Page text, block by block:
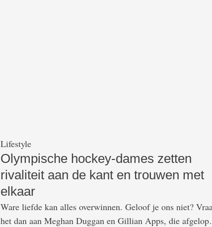
Lifestyle
Olympische hockey-dames zetten
rivaliteit aan de kant en trouwen met
elkaar
Ware liefde kan alles overwinnen. Geloof je ons niet?
het dan aan Meghan Duggan en Gillian Apps, die